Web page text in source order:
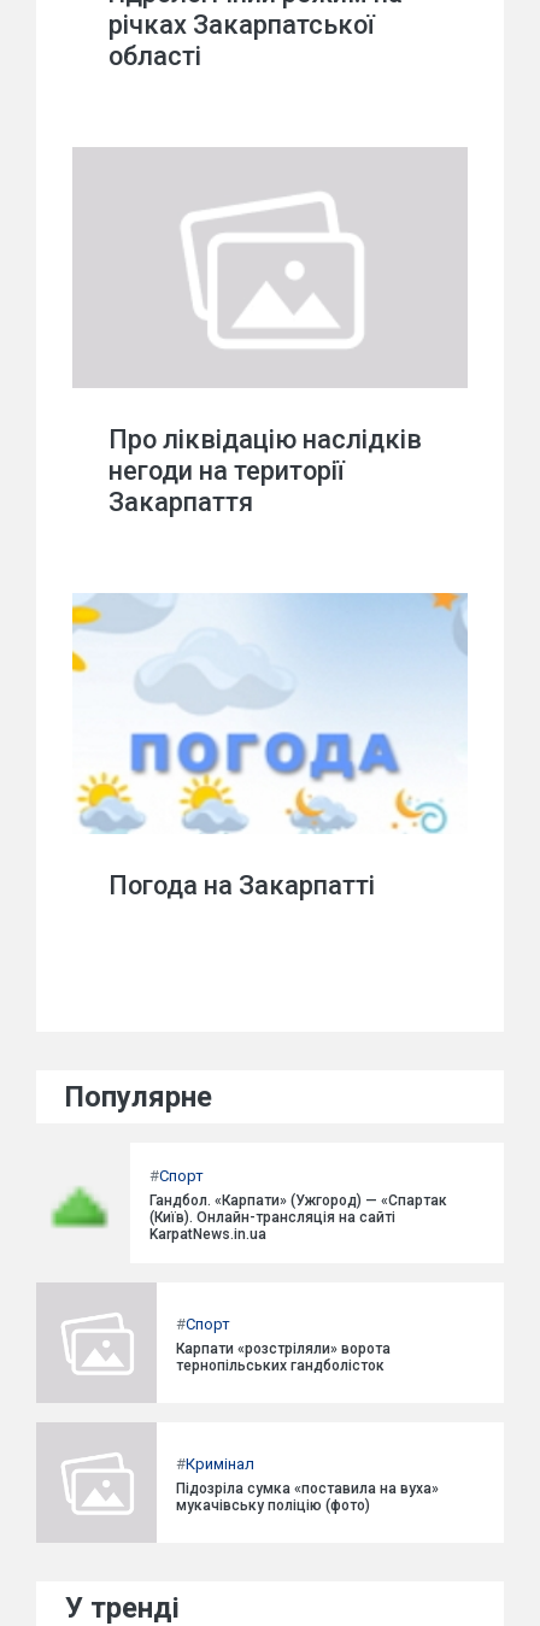
річках Закарпатської
області
Про ліквідацію наслідків
негоди на території
Закарпаття
Погода на Закарпатті
Популярне
#Спорт
Гандбол. «Карпати» (Ужгород) — «Спартак
(Київ). Онлайн-трансляція на сайті
KarpatNews.in.ua
#Спорт
Карпати «розстріляли» ворота
тернопільських гандболісток
#Кримінал
Підозріла сумка «поставила на вуха»
мукачівську поліцію (фото)
У тренді